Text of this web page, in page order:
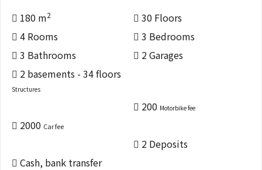
180 m2
30 Floors
4 Rooms
3 Bedrooms
3 Bathrooms
2 Garages
2 basements - 34 floors
Structures
200 Motorbike fee
2000 Car fee
2 Deposits
Cash, bank transfer